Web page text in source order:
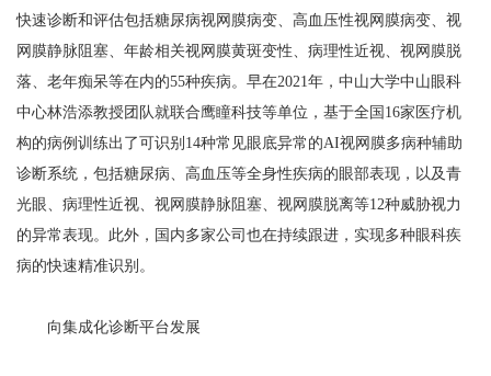
快速诊断和评估包括糖尿病视网膜病变、高血压性视网膜病变、视
网膜静脉阻塞、年龄相关视网膜黄斑变性、病理性近视、视网膜脱
落、老年痴呆等在内的55种疾病。早在2021年，中山大学中山眼科
中心林浩添教授团队就联合鹰瞳科技等单位，基于全国16家医疗机
构的病例训练出了可识别14种常见眼底异常的AI视网膜多病种辅助
诊断系统，包括糖尿病、高血压等全身性疾病的眼部表现，以及青
光眼、病理性近视、视网膜静脉阻塞、视网膜脱离等12种威胁视力
的异常表现。此外，国内多家公司也在持续跟进，实现多种眼科疾
病的快速精准识别。
向集成化诊断平台发展